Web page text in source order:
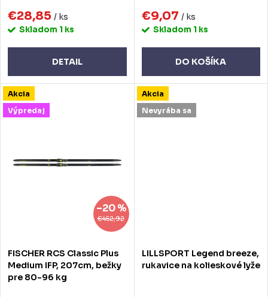
k
t
v
k
v
€28,85 / ks
Skladom 1 ks
DETAIL
€9,07 / ks
Skladom 1 ks
DO KOŠÍKA
Akcia
Výpredaj
€452,92
–20 %
FISCHER RCS Classic Plus
Medium IFP, 207cm, bežky
pre 80-96 kg
Akcia
Nevyrába sa
LILLSPORT Legend breeze,
rukavice na kolieskové lyže